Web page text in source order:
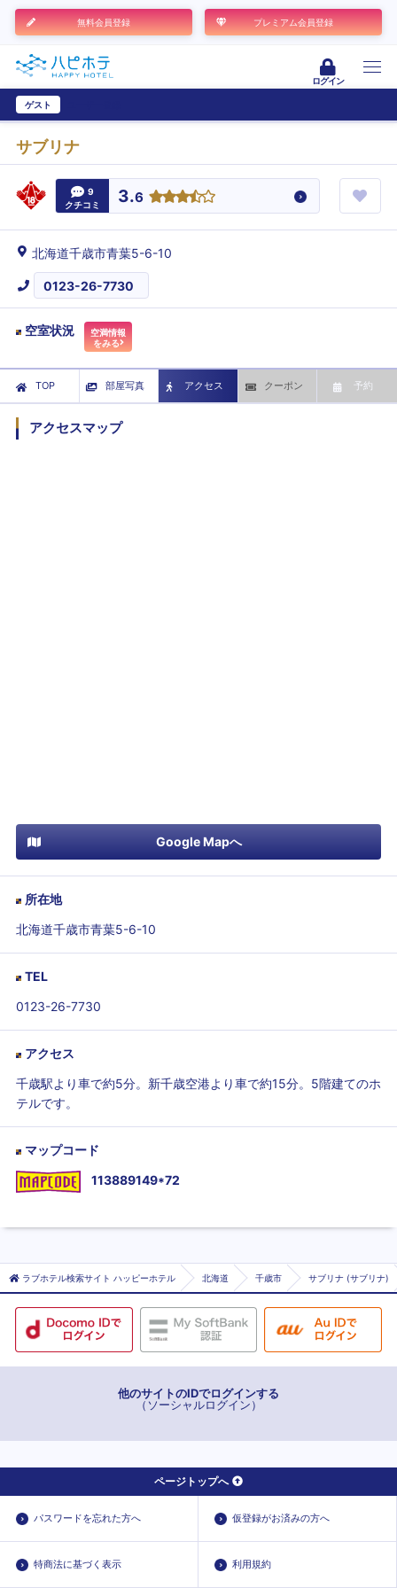
無料会員登録 プレミアム会員登録
ログイン
ゲスト
サブリナ
9
クチコミ
3.6
北海道千歳市青葉5-6-10
0123-26-7730
空室状況
空満情報
をみる
TOP 部屋写真 アクセス クーポン 予約
アクセスマップ
Google Mapへ
所在地
北海道千歳市青葉5-6-10
TEL
0123-26-7730
アクセス
千歳駅より車で約5分。新千歳空港より車で約15分。5階建てのホ
テルです。
マップコード
113889149*72
ラブホテル検索サイト ハッピーホテル 北海道 千歳市 サブリナ (サブリナ)
他のサイトのIDでログインする
（ソーシャルログイン）
ページトップへ
パスワードを忘れた方へ 仮登録がお済みの方へ
特商法に基づく表示 利用規約